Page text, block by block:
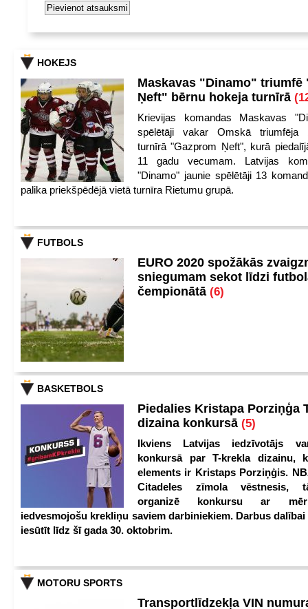
HOKEJS
Maskavas "Dinamo" triumfē
Ņeft" bērnu hokeja turnīrā
Krievijas komandas Maskavas
spēlētāji vakar Omskā triumfēja
turnīrā "Gazprom Ņeft", kurā
11 gadu vecumam. Latvijas
"Dinamo" jaunie spēlētāji 13
palika priekšpēdējā vietā turnīra Rietumu grupā.
FUTBOLS
EURO 2020 spožākās
sniegumam sekot līdzi
čempionātā (6)
BASKETBOLS
Piedalies Kristapa Porziņģa
dizaina konkursā (5)
Ikviens Latvijas iedzīvotājs
konkursā par T-krekla dizainu,
elements ir Kristaps Porziņģis.
Citadeles zīmola vēstnesis,
organizē konkursu ar
iedvesmojošu krekliņu saviem darbiniekiem. Darbus
iesūtīt līdz šī gada 30. oktobrim.
MOTORU SPORTS
Transportlīdzekļa VIN